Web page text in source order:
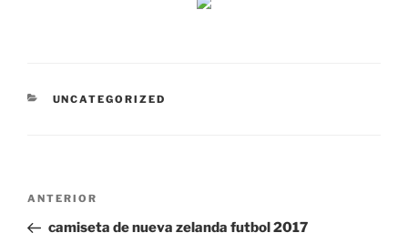
CATEGORÍAS
UNCATEGORIZED
Navegación
Entrada
anterior:
ANTERIOR
camiseta de nueva zelanda futbol 2017